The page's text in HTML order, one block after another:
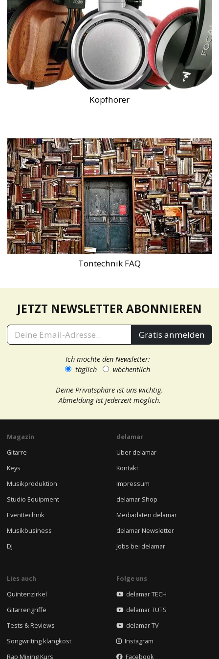
Kopfhörer
Tontechnik FAQ
JETZT NEWSLETTER ABONNIEREN
Gratis anmelden
Ich möchte den Newsletter:
täglich
wöchentlich
Deine Privatsphäre ist uns wichtig.
Abmeldung ist jederzeit möglich.
Magazin
Gitarre
Keys
Musikproduktion
Studio Equipment
Eventtechnik
Musikbusiness
DJ
delamar
Über delamar
Kontakt
Impressum
delamar Shop
Mediadaten delamar
delamar Newsletter
Jobs bei delamar
Lies auch
Quintenzirkel
Gitarrengriffe
Tests & Reviews
Songwriting klangkost
Rap Mixing Kurs
Folge uns
delamar TECH
delamar TUTS
delamar TV
Instagram
Facebook